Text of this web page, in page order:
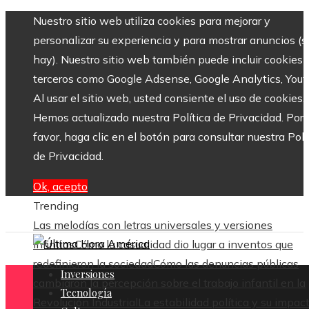
Nuestro sitio web utiliza cookies para mejorar y
personalizar su experiencia y para mostrar anuncios
hay). Nuestro sitio web también puede incluir cookies
terceros como Google Adsense, Google Analytics,
Al usar el sitio web, usted consiente el uso de cookies.
Hemos actualizado nuestra Política de Privacidad. Por
favor, haga clic en el botón para consultar nuestra
de Privacidad.
Ok, acepto
Trending
Las melodías con letras universales y versiones
infinitasCómo la casualidad dio lugar a inventos que
redefinieron la sociedadCómo las denuncias públicas
cambiaron la percepción sobre el trabajo infantil en la
Revolución Industrial
La estabilidad política y su
Inversiones
Tecnología